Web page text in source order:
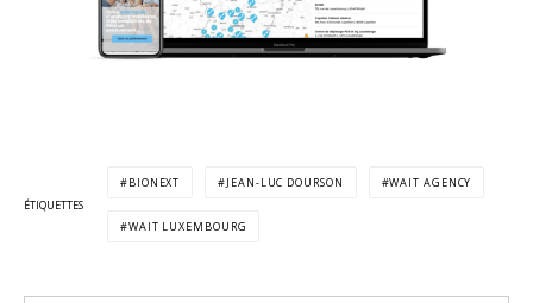
ÉTIQUETTES
BIONEXT JEAN-LUC DOURSON WAIT AGENCY
WAIT LUXEMBOURG